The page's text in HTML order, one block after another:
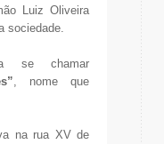
Luiz Oliveira
sociedade.
se chamar
, nome que
na rua XV de